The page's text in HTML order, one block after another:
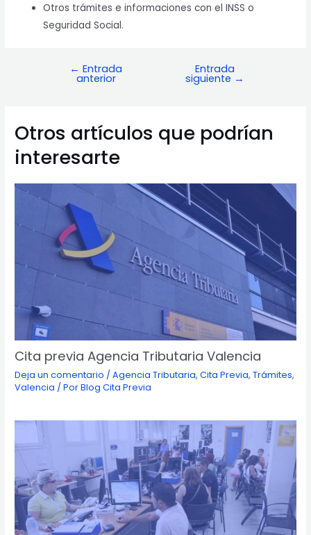
Otros trámites e informaciones con el INSS o
Seguridad Social.
Navegación
← Entrada
anterior
Entrada
siguiente →
Otros artículos que podrían
interesarte
Cita previa Agencia Tributaria Valencia
Deja un comentario /Agencia Tributaria,Cita Previa,Trámites,
Valencia / PorBlog Cita Previa